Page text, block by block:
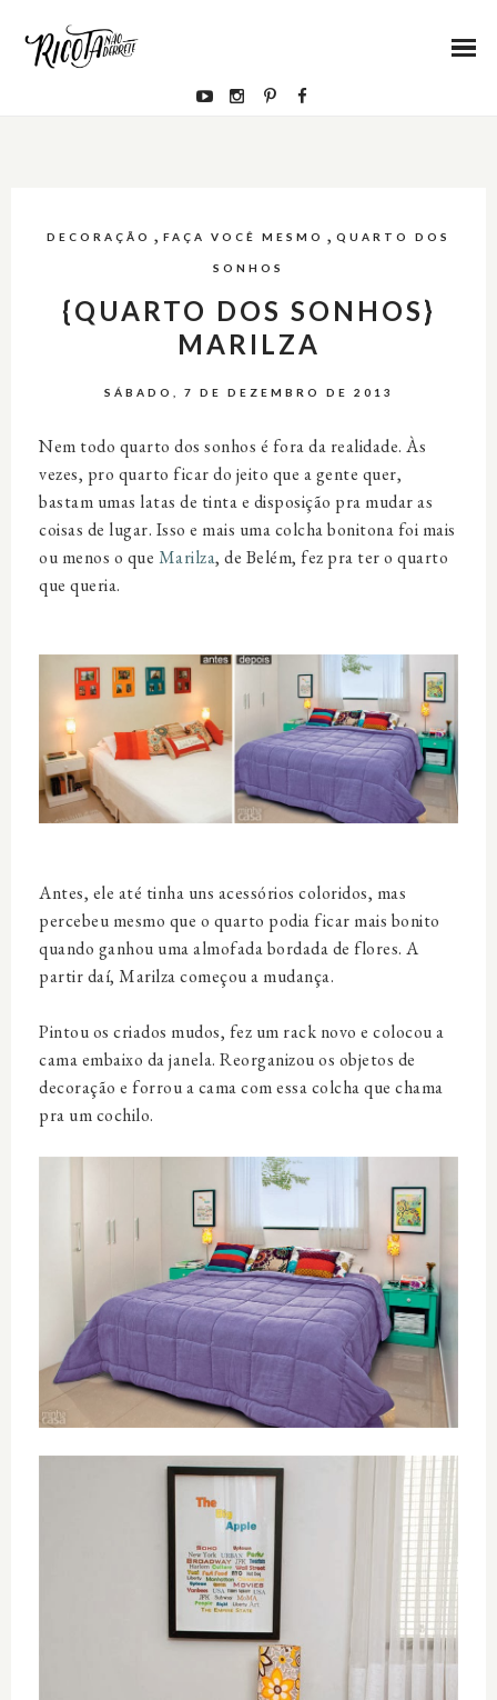
DECORAÇÃO , FAÇA VOCÊ MESMO , QUARTO DOS
SONHOS
{QUARTO DOS SONHOS}
MARILZA
SÁBADO, 7 DE DEZEMBRO DE 2013
Nem todo quarto dos sonhos é fora da realidade. Às
vezes, pro quarto ficar do jeito que a gente quer,
bastam umas latas de tinta e disposição pra mudar as
coisas de lugar. Isso e mais uma colcha bonitona foi mais
ou menos o que Marilza, de Belém, fez pra ter o quarto
que queria.
Antes, ele até tinha uns acessórios coloridos, mas
percebeu mesmo que o quarto podia ficar mais bonito
quando ganhou uma almofada bordada de flores. A
partir daí, Marilza começou a mudança.
Pintou os criados mudos, fez um rack novo e colocou a
cama embaixo da janela. Reorganizou os objetos de
decoração e forrou a cama com essa colcha que chama
pra um cochilo.